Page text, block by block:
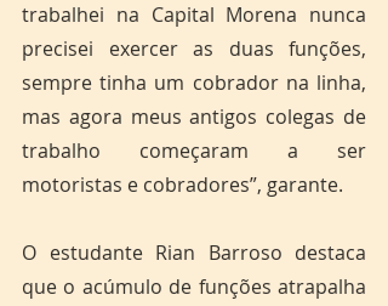
trabalhei na Capital Morena nunca
precisei exercer as duas funções,
sempre tinha um cobrador na linha,
mas agora meus antigos colegas de
trabalho começaram a ser
motoristas e cobradores”, garante.
O estudante Rian Barroso destaca
que o acúmulo de funções atrapalha